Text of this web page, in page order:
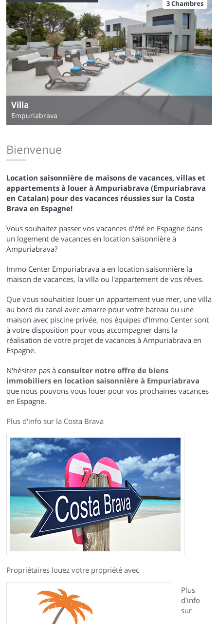
3 Chambres
Villa
Empuriabrava
Bienvenue
Location saisonnière de maisons de vacances, villas et
appartements à louer à Ampuriabrava (Empuriabrava
en Catalan) pour des vacances réussies sur la Costa
Brava en Espagne!
Vous souhaitez passer vos vacances d'été en Espagne dans
un logement de vacances en location saisonnière à
Ampuriabrava?
Immo Center Empuriabrava a en location saisonnière la
maison de vacances, la villa ou l'appartement de vos rêves.
Que vous souhaitiez louer un appartement vue mer, une villa
au bord du canal avec amarre pour votre bateau ou une
maison avec piscine privée, nos équipes d'Immo Center sont
à votre disposition pour vous accompagner dans la
réalisation de votre projet de vacances à Ampuriabrava en
Espagne.
N'hésitez pas à consulter notre offre de biens
immobiliers en location saisonnière à Empuriabrava
que nous pouvons vous louer pour vos prochaines vacances
en Espagne.
Plus d'info sur la Costa Brava
Propriétaires louez votre propriété avec
Plus
d'info
sur